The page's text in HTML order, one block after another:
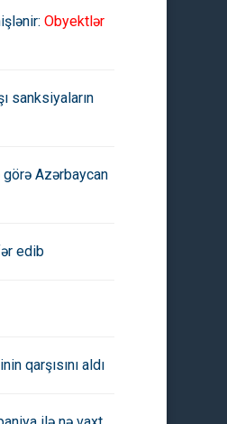
Obyektlər
sanksiyaların
görə Azərbaycan
edib
qarşısını aldı